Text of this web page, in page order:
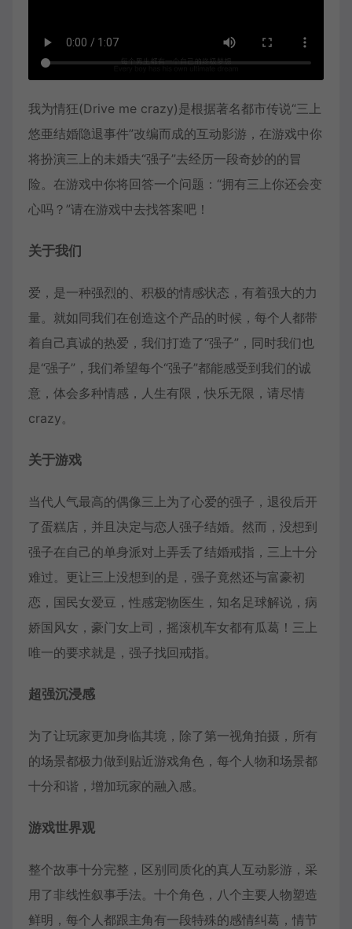
我为情狂(Drive me crazy)是根据著名都市传说“三上
悠亜结婚隐退事件”改编而成的互动影游，在游戏中你
将扮演三上的未婚夫“强子”去经历一段奇妙的的冒
险。在游戏中你将回答一个问题：“拥有三上你还会变
心吗？”请在游戏中去找答案吧！
关于我们
爱，是一种强烈的、积极的情感状态，有着强大的力
量。就如同我们在创造这个产品的时候，每个人都带
着自己真诚的热爱，我们打造了“强子”，同时我们也
是“强子”，我们希望每个“强子”都能感受到我们的诚
意，体会多种情感，人生有限，快乐无限，请尽情
crazy。
关于游戏
当代人气最高的偶像三上为了心爱的强子，退役后开
了蛋糕店，并且决定与恋人强子结婚。然而，没想到
强子在自己的单身派对上弄丢了结婚戒指，三上十分
难过。更让三上没想到的是，强子竟然还与富豪初
恋，国民女爱豆，性感宠物医生，知名足球解说，病
娇国风女，豪门女上司，摇滚机车女都有瓜葛！三上
唯一的要求就是，强子找回戒指。
超强沉浸感
为了让玩家更加身临其境，除了第一视角拍摄，所有
的场景都极力做到贴近游戏角色，每个人物和场景都
十分和谐，增加玩家的融入感。
游戏世界观
整个故事十分完整，区别同质化的真人互动影游，采
用了非线性叙事手法。十个角色，八个主要人物塑造
鲜明，每个人都跟主角有一段特殊的感情纠葛，情节